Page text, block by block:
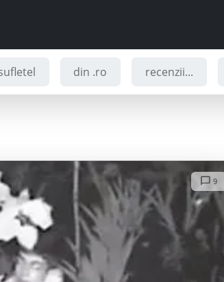
din .ro recenzii...
9